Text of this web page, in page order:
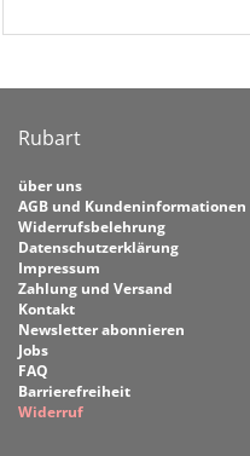
Rubart
über uns
AGB und Kundeninformationen
Widerrufsbelehrung
Datenschutzerklärung
Impressum
Zahlung und Versand
Kontakt
Newsletter abonnieren
Jobs
FAQ
Barrierefreiheit
Widerruf